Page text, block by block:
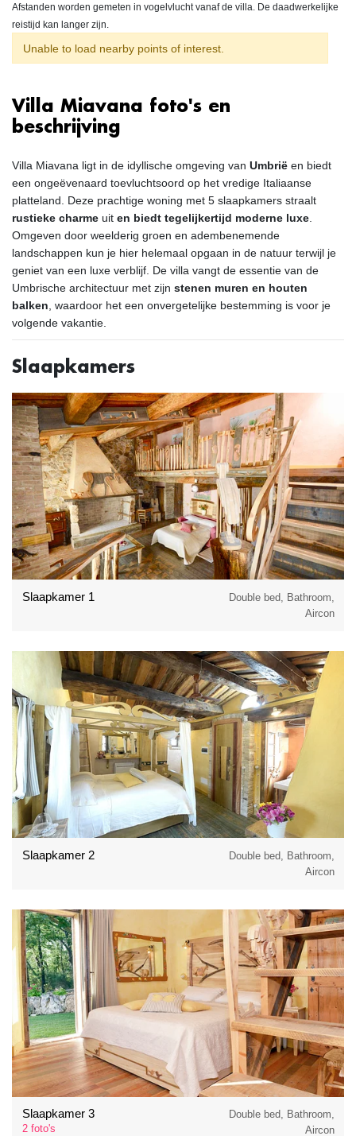
Afstanden worden gemeten in vogelvlucht vanaf de villa. De daadwerkelijke
reistijd kan langer zijn.
Unable to load nearby points of interest.
Villa Miavana foto's en
beschrijving
Villa Miavana ligt in de idyllische omgeving van Umbrië en biedt
een ongeëvenaard toevluchtsoord op het vredige Italiaanse
platteland. Deze prachtige woning met 5 slaapkamers straalt
rustieke charme uit en biedt tegelijkertijd moderne luxe
Omgeven door weelderig groen en adembenemende
landschappen kun je hier helemaal opgaan in de natuur terwijl je
geniet van een luxe verblijf. De villa vangt de essentie van de
Umbrische architectuur met zijn stenen muren en houten
balken , waardoor het een onvergetelijke bestemming is voor je
volgende vakantie.
Slaapkamers
Slaapkamer 1
Double bed, Bathroom,
Aircon
Slaapkamer 2
Double bed, Bathroom,
Aircon
Slaapkamer 3
2 foto's
Double bed, Bathroom,
Aircon